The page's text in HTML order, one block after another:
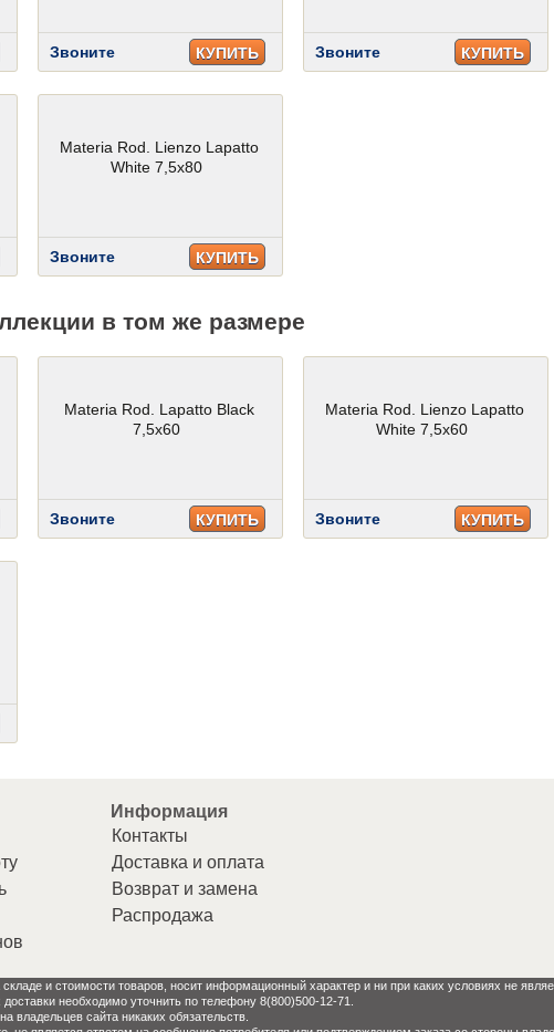
Звоните КУПИТЬ Звоните КУПИТЬ
Materia Rod. Lienzo Lapatto
White 7,5x80
Звоните КУПИТЬ
в том же размере
Materia Rod. Lapatto Black
7,5x60
Звоните КУПИТЬ
Materia Rod. Lienzo Lapatto
White 7,5x60
Звоните КУПИТЬ
Информация
Контакты
Доставка и оплата
Возврат и замена
Распродажа
и стоимости товаров, носит информационный характер и ни при каких условиях не
необходимо уточнить по телефону 8(800)500-12-71.
владельцев сайта никаких обязательств.